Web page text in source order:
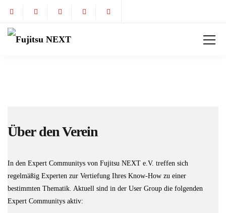
Über den Verein
In den Expert Communitys von Fujitsu NEXT e.V. treffen sich
regelmäßig Experten zur Vertiefung Ihres Know-How zu einer
bestimmten Thematik. Aktuell sind in der User Group die folgenden
Expert Communitys aktiv: